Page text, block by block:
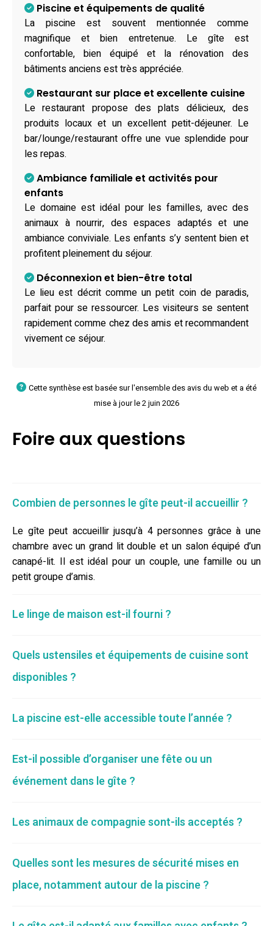
Piscine et équipements de qualité
La piscine est souvent mentionnée comme
magnifique et bien entretenue. Le gîte est
confortable, bien équipé et la rénovation des
bâtiments anciens est très appréciée.
Restaurant sur place et excellente cuisine
Le restaurant propose des plats délicieux, des
produits locaux et un excellent petit-déjeuner. Le
bar/lounge/restaurant offre une vue splendide pour
les repas.
Ambiance familiale et activités pour
enfants
Le domaine est idéal pour les familles, avec des
animaux à nourrir, des espaces adaptés et une
ambiance conviviale. Les enfants s’y sentent bien et
profitent pleinement du séjour.
Déconnexion et bien-être total
Le lieu est décrit comme un petit coin de paradis,
parfait pour se ressourcer. Les visiteurs se sentent
rapidement comme chez des amis et recommandent
vivement ce séjour.
Cette synthèse est basée sur l'ensemble des avis du web et a été
mise à jour le 2 juin 2026
Foire aux questions
Combien de personnes le gîte peut-il accueillir ?
Le gîte peut accueillir jusqu’à 4 personnes grâce à une
chambre avec un grand lit double et un salon équipé d’un
canapé-lit. Il est idéal pour un couple, une famille ou un
petit groupe d’amis.
Le linge de maison est-il fourni ?
Quels ustensiles et équipements de cuisine sont
disponibles ?
La piscine est-elle accessible toute l’année ?
Est-il possible d’organiser une fête ou un
événement dans le gîte ?
Les animaux de compagnie sont-ils acceptés ?
Quelles sont les mesures de sécurité mises en
place, notamment autour de la piscine ?